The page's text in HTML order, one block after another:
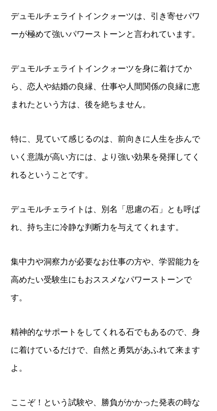
デュモルチェライトインクォーツは、引き寄せパワ
ーが極めて強いパワーストーンと言われています。
デュモルチェライトインクォーツを身に着けてか
ら、恋人や結婚の良縁、仕事や人間関係の良縁に恵
まれたという方は、後を絶ちません。
特に、見ていて感じるのは、前向きに人生を歩んで
いく意識が高い方には、より強い効果を発揮してく
れるということです。
デュモルチェライトは、別名「思慮の石」とも呼ば
れ、持ち主に冷静な判断力を与えてくれます。
集中力や洞察力が必要なお仕事の方や、学習能力を
高めたい受験生にもおススメなパワーストーンで
す。
精神的なサポートをしてくれる石でもあるので、身
に着けているだけで、自然と勇気があふれて来ます
よ。
ここぞ！という試験や、勝負がかかった発表の時な